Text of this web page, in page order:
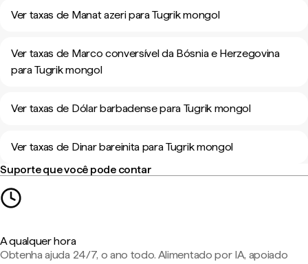
Ver taxas de Manat azeri para Tugrik mongol
Ver taxas de Marco conversível da Bósnia e Herzegovina
para Tugrik mongol
Ver taxas de Dólar barbadense para Tugrik mongol
Ver taxas de Dinar bareinita para Tugrik mongol
Suporte que você pode contar
A qualquer hora
Obtenha ajuda 24/7, o ano todo. Alimentado por IA, apoiado